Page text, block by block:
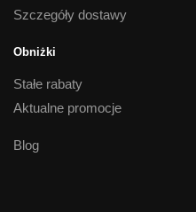
Szczegóły dostawy
Obniżki
Stałe rabaty
Aktualne promocje
Blog